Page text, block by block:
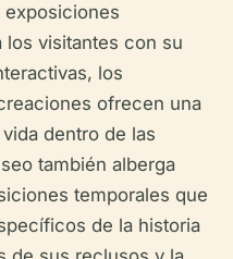
exposiciones
los visitantes con su
los
ofrecen una
dentro de las
también alberga
temporales que
de la historia